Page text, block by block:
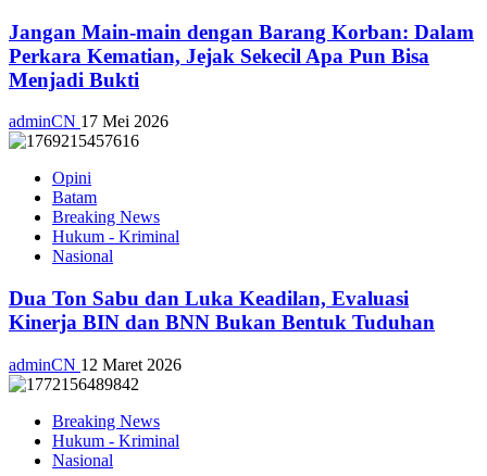
Jangan Main-main dengan Barang Korban: Dalam
Perkara Kematian, Jejak Sekecil Apa Pun Bisa
Menjadi Bukti
adminCN 17 Mei 2026
Opini
Batam
Breaking News
Hukum - Kriminal
Nasional
Dua Ton Sabu dan Luka Keadilan, Evaluasi
Kinerja BIN dan BNN Bukan Bentuk Tuduhan
adminCN 12 Maret 2026
Breaking News
Hukum - Kriminal
Nasional